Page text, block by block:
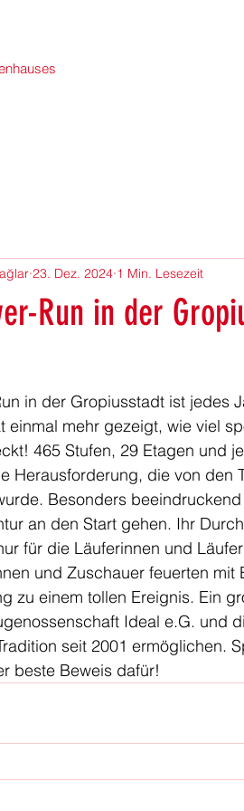
Run in der
23. Dez. 2024 1 Min. Lesezeit
in der Gropiusstadt ist jedes
einmal mehr gezeigt, wie viel
465 Stufen, 29 Etagen und
Herausforderung, die von den
Besonders
an den Start gehen. Ihr
für die Läuferinnen und
und Zuschauer feuerten
zu einem tollen Ereignis. Ein
Ideal e.G. und
seit 2001 ermöglichen.
beste Beweis dafür!